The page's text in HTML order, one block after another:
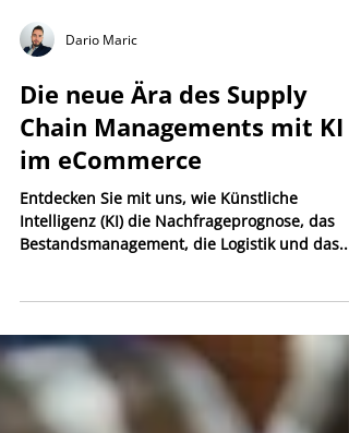
Dario Maric
Die neue Ära des Supply
im eCommerce
Entdecken Sie mit uns, wie Künstliche
Bestandsmanagement, die Logistik und das...